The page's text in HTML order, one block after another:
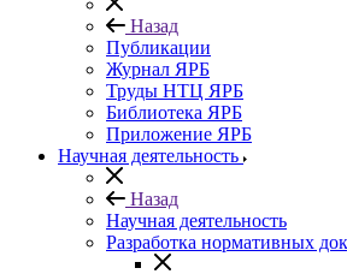
Назад
Публикации
Журнал ЯРБ
Труды НТЦ ЯРБ
Библиотека ЯРБ
Приложение ЯРБ
Научная деятельность
Назад
Научная деятельность
Разработка нормативных